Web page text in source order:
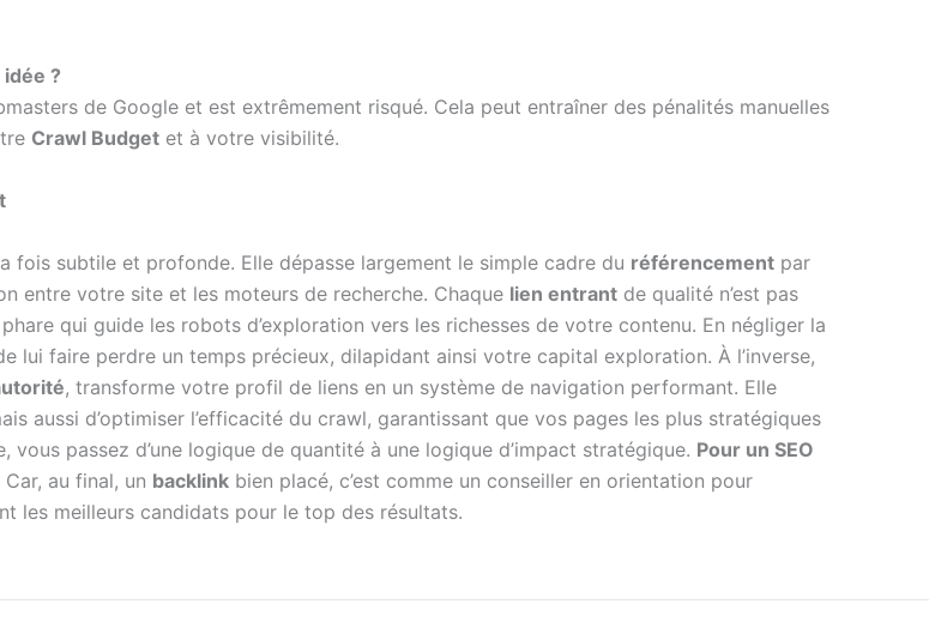
?
de Google et est extrêmement risqué. Cela peut entraîner des pénalités manuelles
Crawl Budget et à votre visibilité.
fois subtile et profonde. Elle dépasse largement le simple cadre du référencement par
entre votre site et les moteurs de recherche. Chaque lien entrant de qualité n’est pas
qui guide les robots d’exploration vers les richesses de votre contenu. En négliger la
lui faire perdre un temps précieux, dilapidant ainsi votre capital exploration. À l’inverse,
, transforme votre profil de liens en un système de navigation performant. Elle
aussi d’optimiser l’efficacité du crawl, garantissant que vos pages les plus stratégiques
passez d’une logique de quantité à une logique d’impact stratégique. Pour un SEO
Car, au final, un backlink bien placé, c’est comme un conseiller en orientation pour
les meilleurs candidats pour le top des résultats.